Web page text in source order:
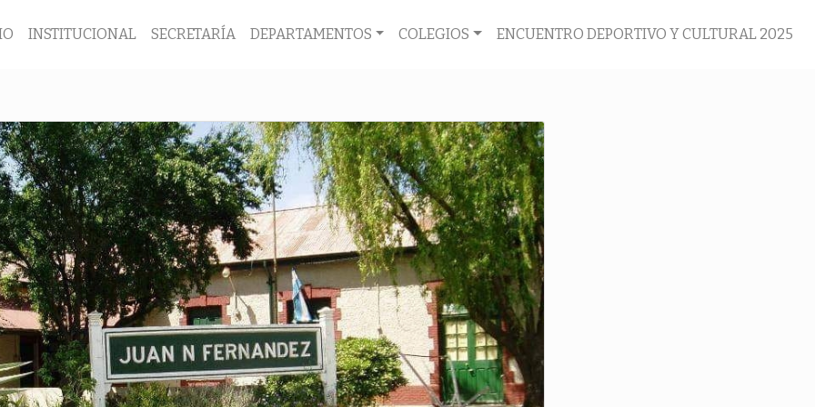
INSTITUCIONAL SECRETARÍA DEPARTAMENTOS COLEGIOS ENCUENTRO DEPORTIVO Y CULTURAL 2025